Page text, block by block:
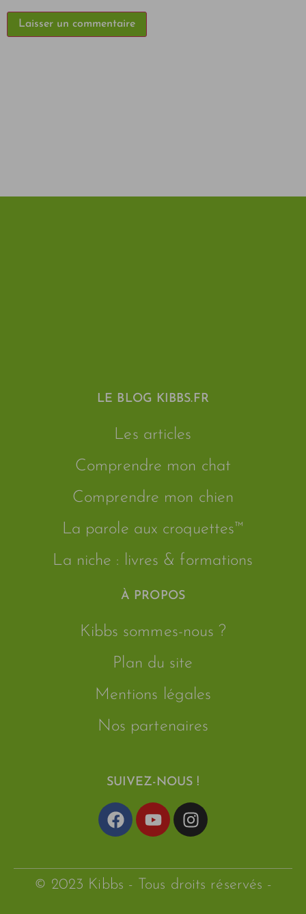
LE BLOG KIBBS.FR
Les articles
Comprendre mon chat
Comprendre mon chien
La parole aux croquettes™
La niche : livres & formations
À PROPOS
Kibbs sommes-nous ?
Plan du site
Mentions légales
Nos partenaires
SUIVEZ-NOUS !
© 2023 Kibbs - Tous droits réservés -